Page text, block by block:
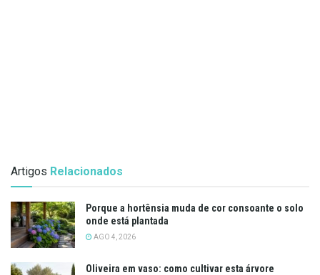
Artigos Relacionados
Porque a hortênsia muda de cor consoante o solo
onde está plantada
AGO 4, 2026
Oliveira em vaso: como cultivar esta árvore